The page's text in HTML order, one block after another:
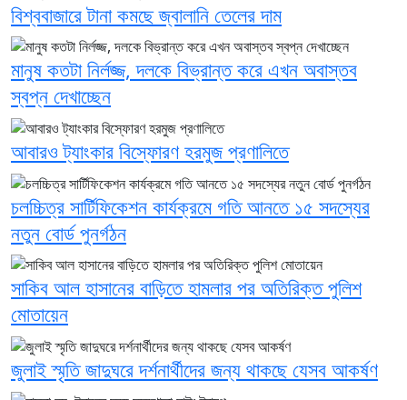
বিশ্ববাজারে টানা কমছে জ্বালানি তেলের দাম
মানুষ কতটা নির্লজ্জ, দলকে বিভ্রান্ত করে এখন অবাস্তব
স্বপ্ন দেখাচ্ছেন
আবারও ট্যাংকার বিস্ফোরণ হরমুজ প্রণালিতে
চলচ্চিত্র সার্টিফিকেশন কার্যক্রমে গতি আনতে ১৫ সদস্যের
নতুন বোর্ড পুনর্গঠন
সাকিব আল হাসানের বাড়িতে হামলার পর অতিরিক্ত পুলিশ
মোতায়েন
জুলাই স্মৃতি জাদুঘরে দর্শনার্থীদের জন্য থাকছে যেসব আকর্ষণ